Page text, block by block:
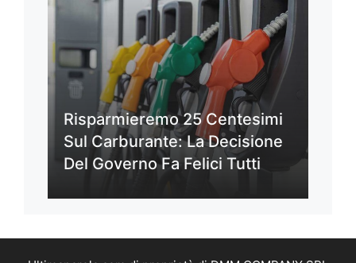
Risparmieremo 25 Centesimi
Sul Carburante: La Decisione
Del Governo Fa Felici Tutti